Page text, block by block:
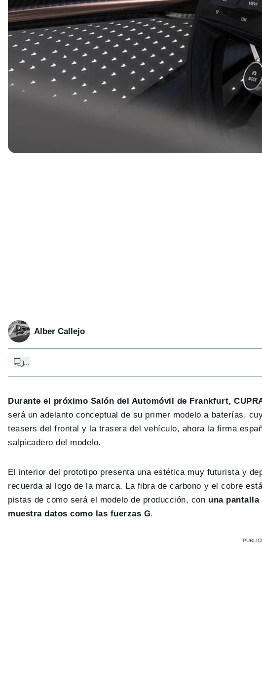
Alber Callejo
Durante el próximo Salón del Automóvil de Frankfurt,
será un adelanto conceptual de su primer modelo a baterías,
teasers del frontal y la trasera del vehículo, ahora la firma
salpicadero del modelo.
El interior del prototipo presenta una estética muy futurista y
recuerda al logo de la marca. La fibra de carbono y el cobre
pistas de como será el modelo de producción, con una
muestra datos como las fuerzas G.